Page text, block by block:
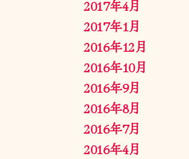
2017年4月
2017年1月
2016年12月
2016年10月
2016年9月
2016年8月
2016年7月
2016年4月